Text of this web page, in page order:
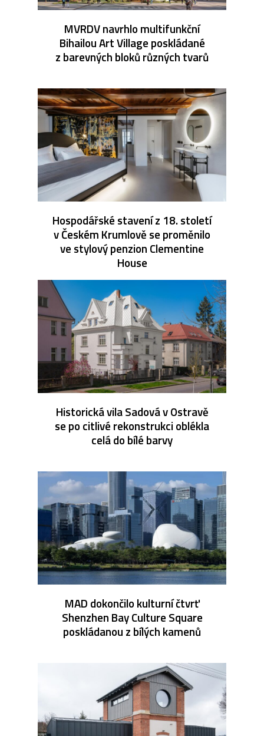
MVRDV navrhlo multifunkční
Bihailou Art Village poskládané
z barevných bloků různých tvarů
Hospodářské stavení z 18. století
v Českém Krumlově se proměnilo
ve stylový penzion Clementine
House
Historická vila Sadová v Ostravě
se po citlivé rekonstrukci oblékla
celá do bílé barvy
MAD dokončilo kulturní čtvrť
Shenzhen Bay Culture Square
poskládanou z bílých kamenů